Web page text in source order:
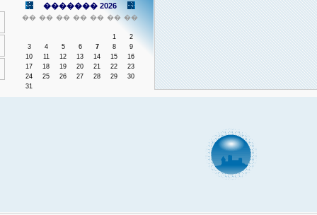
������� 2026
�� �� �� �� �� �� ��
1
2
3
4 5 6 7 8
9
10
11 12 13 14 15
16
17
18 19 20 21 22
23
24
25 26 27 28 29
30
31